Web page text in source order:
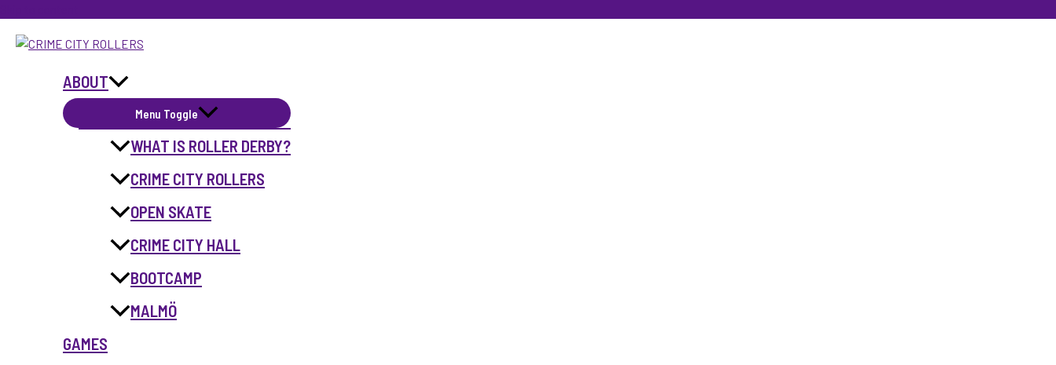
ABOUT
Menu Toggle
WHAT IS ROLLER DERBY?
CRIME CITY ROLLERS
OPEN SKATE
CRIME CITY HALL
BOOTCAMP
MALMÖ
GAMES